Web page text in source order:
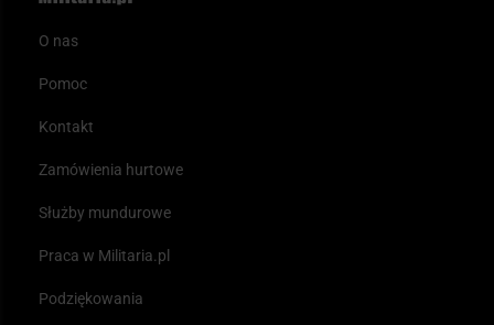
O nas
Pomoc
Kontakt
Zamówienia hurtowe
Służby mundurowe
Praca w Militaria.pl
Podziękowania